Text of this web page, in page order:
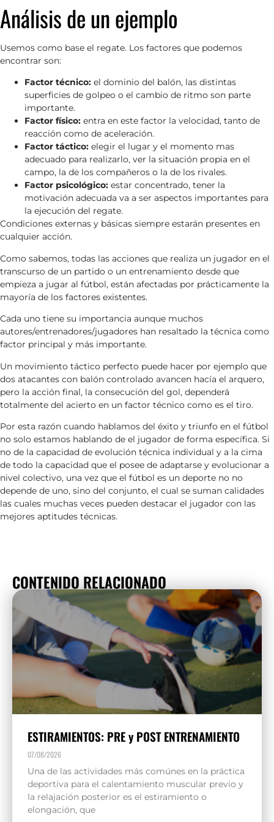
Análisis de un ejemplo
Usemos como base el regate. Los factores que podemos
encontrar son:
Factor técnico: el dominio del balón, las distintas
superficies de golpeo o el cambio de ritmo son parte
importante.
Factor físico: entra en este factor la velocidad, tanto de
reacción como de aceleración.
Factor táctico: elegir el lugar y el momento mas
adecuado para realizarlo, ver la situación propia en el
campo, la de los compañeros o la de los rivales.
Factor psicológico: estar concentrado, tener la
motivación adecuada va a ser aspectos importantes para
la ejecución del regate.
Condiciones externas y básicas siempre estarán presentes en
cualquier acción.
Como sabemos, todas las acciones que realiza un jugador en el
transcurso de un partido o un entrenamiento desde que
empieza a jugar al fútbol, están afectadas por prácticamente la
mayoría de los factores existentes.
Cada uno tiene su importancia aunque muchos
autores/entrenadores/jugadores han resaltado la técnica como
factor principal y más importante.
Un movimiento táctico perfecto puede hacer por ejemplo que
dos atacantes con balón controlado avancen hacía el arquero,
pero la acción final, la consecución del gol, dependerá
totalmente del acierto en un factor técnico como es el tiro.
Por esta razón cuando hablamos del éxito y triunfo en el fútbol
no solo estamos hablando de el jugador de forma específica. Si
no de la capacidad de evolución técnica individual y a la cima
de todo la capacidad que el posee de adaptarse y evolucionar a
nivel colectivo, una vez que el fútbol es un deporte no no
depende de uno, sino del conjunto, el cual se suman calidades
las cuales muchas veces pueden destacar el jugador con las
mejores aptitudes técnicas.
CONTENIDO RELACIONADO
ESTIRAMIENTOS: PRE y POST ENTRENAMIENTO
07/08/2026
Una de las actividades más comúnes en la práctica
deportiva para el calentamiento muscular previo y
la relajación posterior es el estiramiento o
elongación, que